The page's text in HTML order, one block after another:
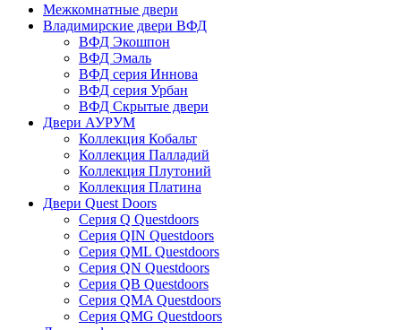
Межкомнатные двери
Владимирские двери ВФД
ВФД Экошпон
ВФД Эмаль
ВФД серия Иннова
ВФД серия Урбан
ВФД Скрытые двери
Двери АУРУМ
Коллекция Кобальт
Коллекция Палладий
Коллекция Плутоний
Коллекция Платина
Двери Quest Doors
Серия Q Questdoors
Серия QIN Questdoors
Серия QML Questdoors
Серия QN Questdoors
Серия QB Questdoors
Серия QMA Questdoors
Серия QMG Questdoors